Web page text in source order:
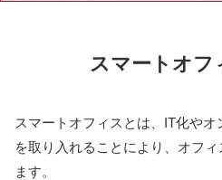
スマートオフ
スマートオフィスとは、IT化や
を取り入れることにより、オフ
ます。